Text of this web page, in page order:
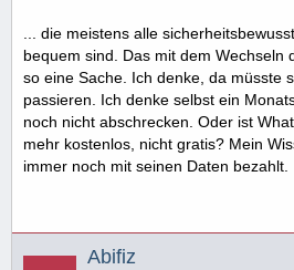
... die meistens alle
bequem sind. Das mit dem Wechseln
so eine Sache. Ich denke, da müsste
passieren. Ich denke selbst ein
noch nicht abschrecken. Oder ist
mehr kostenlos, nicht gratis? Mein
immer noch mit seinen Daten bezahlt.
Abifiz